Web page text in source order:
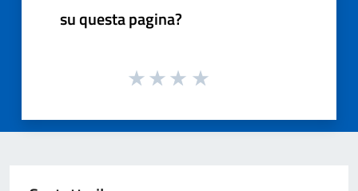
su questa pagina?